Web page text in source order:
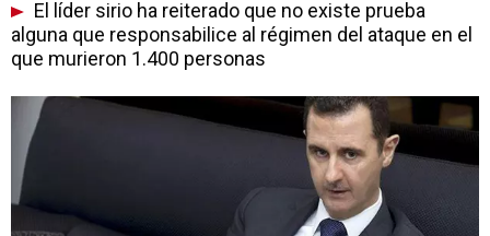
El líder sirio ha reiterado que no existe prueba
alguna que responsabilice al régimen del ataque en el
que murieron 1.400 personas